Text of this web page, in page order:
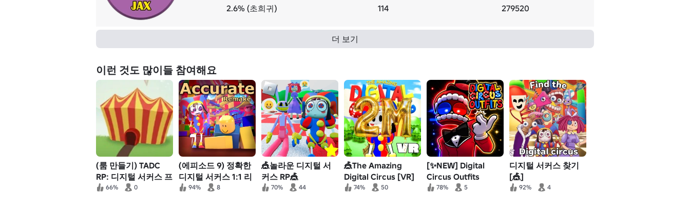
2.6% (초희귀)
114
279520
더 보기
이런 것도 많이들 참여해요
(룸 만들기) TADC
RP: 디지털 서커스 프
로그램
66% 0
(에피소드 9) 정확한
디지털 서커스 1:1 리
메이크
94% 8
🎪놀라운 디지털 서
커스 RP🎪
70% 44
🎪The Amazing
Digital Circus [VR]
[VOICE CHAT]
74% 50
[✨NEW] Digital
Circus Outfits
78% 5
디지털 서커스 찾기
[🎪]
92% 4